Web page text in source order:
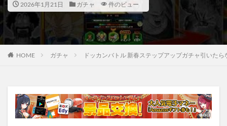
2026年1月21日 ガチャ 件のビュー
HOME ガチャ ドッカンバトル 新春ステップアップガチャ引いた